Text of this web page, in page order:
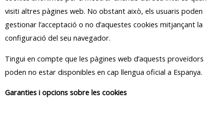
visiti altres pàgines web. No obstant això, els usuaris poden
gestionar l’acceptació o no d’aquestes cookies mitjançant la
configuració del seu navegador.
Tingui en compte que les pàgines web d’aquests proveïdors
poden no estar disponibles en cap llengua oficial a Espanya.
Garanties i opcions sobre les cookies